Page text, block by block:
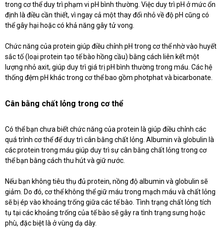
trong cơ thể duy trì phạm vi pH bình thường. Việc duy trì pH ở mức ổn
định là điều cần thiết, vì ngay cả một thay đổi nhỏ về độ pH cũng có
thể gây hại hoặc có khả năng gây tử vong.
Chức năng của protein giúp điều chỉnh pH trong cơ thể nhờ vào huyết
sắc tố (loại protein tạo tế bào hồng cầu) bằng cách liên kết một
lượng nhỏ axit, giúp duy trì giá trị pH bình thường trong máu. Các hệ
thống đệm pH khác trong cơ thể bao gồm photphat và bicarbonate.
Cân bằng chất lỏng trong cơ thể
Có thể bạn chưa biết chức năng của protein là giúp điều chỉnh các
quá trình cơ thể để duy trì cân bằng chất lỏng. Albumin và globulin là
các protein trong máu giúp duy trì sự cân bằng chất lỏng trong cơ
thể bạn bằng cách thu hút và giữ nước.
Nếu bạn không tiêu thụ đủ protein, nồng độ albumin và globulin sẽ
giảm. Do đó, cơ thể không thể giữ máu trong mạch máu và chất lỏng
sẽ bị ép vào khoảng trống giữa các tế bào. Tình trạng chất lỏng tích
tụ tại các khoảng trống của tế bào sẽ gây ra tình trạng sưng hoặc
phù, đặc biệt là ở vùng dạ dày.